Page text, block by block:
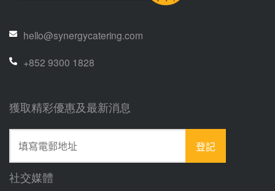
hello@synergycatering.com
+852 9300 1828
獲取精彩優惠及最新消息
社交媒體